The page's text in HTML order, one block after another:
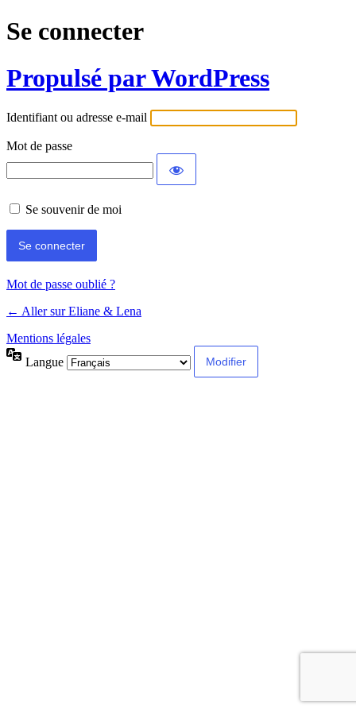
Se connecter
Propulsé par WordPress
Identifiant ou adresse e-mail
Mot de passe
Se souvenir de moi
Mot de passe oublié ?
← Aller sur Eliane & Lena
Mentions légales
Langue